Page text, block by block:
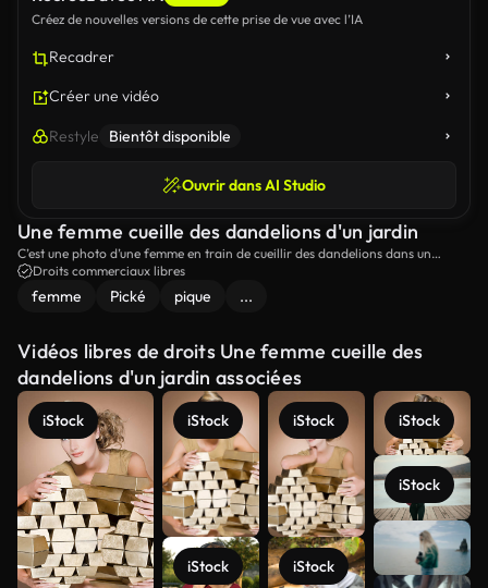
Créez de nouvelles versions de cette prise de vue avec l’IA
Recadrer
Créer une vidéo
Restyle Bientôt disponible
Ouvrir dans AI Studio
Une femme cueille des dandelions d'un jardin
C’est une photo d’une femme en train de cueillir des dandelions dans un
jardin.
Droits commerciaux libres
femme Pické pique ...
Vidéos libres de droits Une femme cueille des
dandelions d'un jardin associées
iStock iStock
iStock
iStock
iStock
iStock
iStock
Voir plus